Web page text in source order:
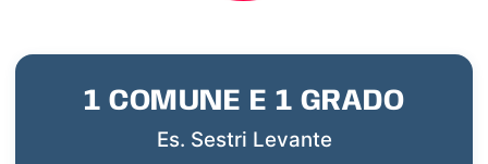
1 COMUNE E 1 GRADO
Es. Sestri Levante